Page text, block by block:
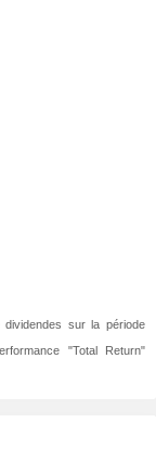
sur la période
"Total Return"